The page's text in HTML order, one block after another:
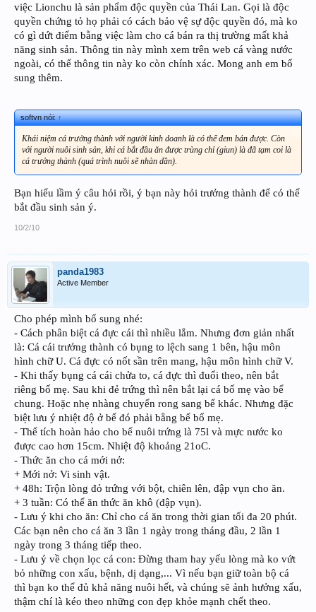
việc Lionchu là sản phẩm độc quyền của Thái Lan. Gọi là độc
quyền chứng tỏ họ phải có cách bảo vệ sự độc quyền đó, mà ko
có gì dứt điểm bằng việc làm cho cá bán ra thị trường mất khả
năng sinh sản. Thông tin này mình xem trên web cá vàng nước
ngoài, có thể thông tin này ko còn chính xác. Mong anh em bổ
sung thêm.
softvn nói:↑
Khái niệm cá trưởng thành với người kinh doanh là có thể đem bán được. Còn
với người nuôi sinh sản, khi cá bắt đầu ăn được trùng chỉ (giun) là đã tạm coi là
cá trưởng thành (quá trình nuôi sẽ nhàn dần).
Bạn hiểu lầm ý câu hỏi rồi, ý bạn này hỏi trưởng thành để có thể
bắt đầu sinh sản ý.
10/2/10
panda1983
Active Member
Cho phép mình bổ sung nhé:
- Cách phân biệt cá đực cái thì nhiều lắm. Nhưng đơn giản nhất
là: Cá cái trưởng thành có bụng to lệch sang 1 bên, hậu môn
hình chữ U. Cá đực có nốt sần trên mang, hậu môn hình chữ V.
- Khi thấy bụng cá cái chửa to, cá đực thì đuổi theo, nên bắt
riêng bố mẹ. Sau khi đẻ trứng thì nên bắt lại cá bố mẹ vào bể
chung. Hoặc nhẹ nhàng chuyển rong sang bể khác. Nhưng đặc
biệt lưu ý nhiệt độ ở bể đó phải bằng bể bố mẹ.
- Thể tích hoàn hảo cho bể nuôi trứng là 75l và mực nước ko
được cao hơn 15cm. Nhiệt độ khoảng 21oC.
- Thức ăn cho cá mới nở:
+ Mới nở: Vi sinh vật.
+ 48h: Trộn lòng đỏ trứng với bột, chiên lên, đập vụn cho ăn.
+ 3 tuần: Có thể ăn thức ăn khô (đập vụn).
- Lưu ý khi cho ăn: Chỉ cho cá ăn trong thời gian tối đa 20 phút.
Các bạn nên cho cá ăn 3 lần 1 ngày trong tháng đầu, 2 lần 1
ngày trong 3 tháng tiếp theo.
- Lưu ý về chọn lọc cá con: Đừng tham hay yếu lòng mà ko vứt
bỏ những con xấu, bệnh, dị dạng,... Vì nếu bạn giữ toàn bộ cá
thì bạn ko thể đủ khả năng nuôi hết, và chúng sẽ ảnh hưởng xấu,
thậm chí là kéo theo những con đẹp khỏe mạnh chết theo.